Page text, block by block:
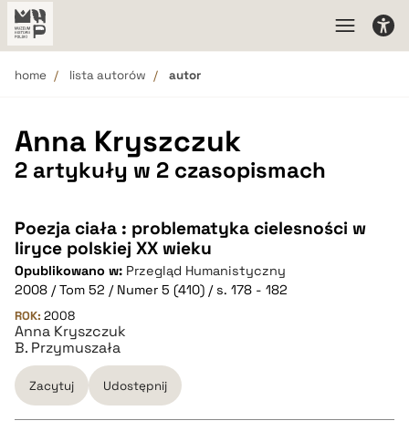
home lista autorów autor
Anna Kryszczuk
2 artykuły w 2 czasopismach
Poezja ciała : problematyka cielesności w
liryce polskiej XX wieku
Opublikowano w: Przegląd Humanistyczny
2008 / Tom 52 / Numer 5 (410) / s. 178 - 182
ROK: 2008
Anna Kryszczuk
B. Przymuszała
Zacytuj Udostępnij